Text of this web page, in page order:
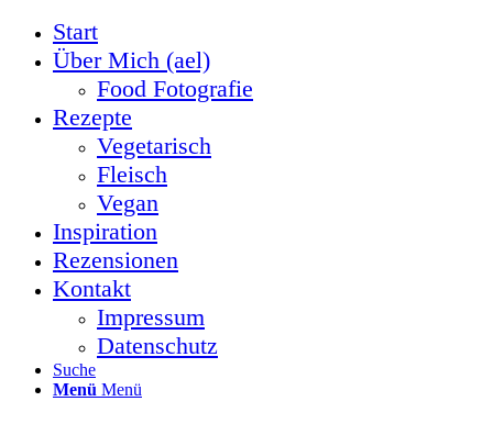
Start
Über Mich (ael)
Food Fotografie
Rezepte
Vegetarisch
Fleisch
Vegan
Inspiration
Rezensionen
Kontakt
Impressum
Datenschutz
Suche
Menü Menü